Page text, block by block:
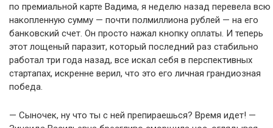
по премиальной карте Вадима, я неделю назад перевела всю
накопленную сумму — почти полмиллиона рублей — на его
банковский счет. Он просто нажал кнопку оплаты. И теперь
этот лощеный паразит, который последний раз стабильно
работал три года назад, все искал себя в перспективных
стартапах, искренне верил, что это его личная грандиозная
победа.
— Сыночек, ну что ты с ней препираешься? Время идет! —